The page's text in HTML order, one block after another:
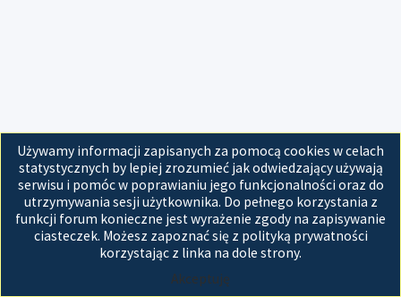
Używamy informacji zapisanych za pomocą cookies w celach
statystycznych by lepiej zrozumieć jak odwiedzający używają
serwisu i pomóc w poprawianiu jego funkcjonalności oraz do
utrzymywania sesji użytkownika. Do pełnego korzystania z
funkcji forum konieczne jest wyrażenie zgody na zapisywanie
ciasteczek. Możesz zapoznać się z polityką prywatności
korzystając z linka na dole strony.
Akceptuję